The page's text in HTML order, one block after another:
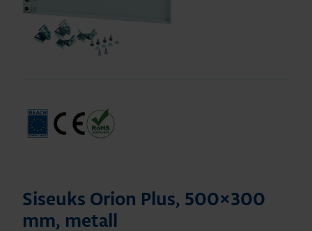
Siseuks Orion Plus, 500×300
mm, metall